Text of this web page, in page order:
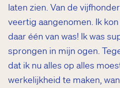
laten zien. Van de
veertig aangenomen. Ik
daar één van was! Ik was
sprongen in mijn ogen.
dat ik nu alles op alles
werkelijkheid te maken,